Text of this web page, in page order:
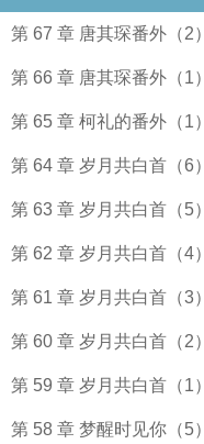
第 67 章 唐其琛番外（2）
第 66 章 唐其琛番外（1）
第 65 章 柯礼的番外（1）
第 64 章 岁月共白首（6）
第 63 章 岁月共白首（5）
第 62 章 岁月共白首（4）
第 61 章 岁月共白首（3）
第 60 章 岁月共白首（2）
第 59 章 岁月共白首（1）
第 58 章 梦醒时见你（5）